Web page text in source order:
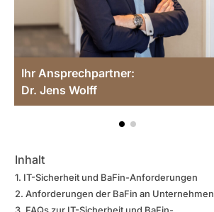
Ihre Ansprechpartnerin:
Claire Louis-Gandham
Inhalt
IT-Sicherheit und BaFin-Anforderungen
Anforderungen der BaFin an Unternehmen
FAQs zur IT-Sicherheit und BaFin-